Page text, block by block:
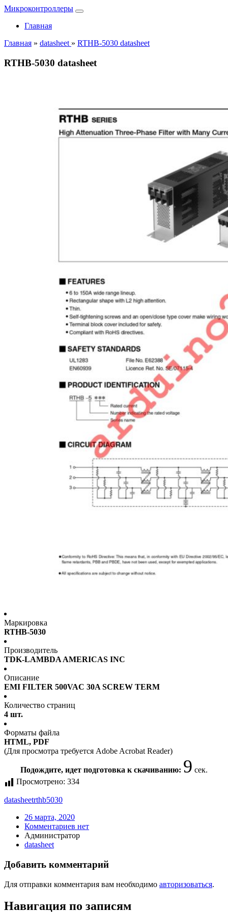
Микроконтроллеры
Главная
Главная » datasheet » RTHB-5030 datasheet
RTHB-5030 datasheet
Маркировка
RTHB-5030
Производитель
TDK-LAMBDA AMERICAS INC
Описание
EMI FILTER 500VAC 30A SCREW TERM
Количество страниц
4 шт.
Форматы файла
HTML, PDF
(Для просмотра требуется Adobe Acrobat Reader)
Подождите, идет подготовка к скачиванию: 9 сек.
Просмотрено: 334
datasheetrthb5030
26 марта, 2020
Комментариев нет
Администратор
datasheet
Добавить комментарий
Для отправки комментария вам необходимо авторизоваться.
Навигация по записям